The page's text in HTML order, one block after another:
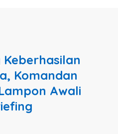
Keberhasilan
Komandan
Awali